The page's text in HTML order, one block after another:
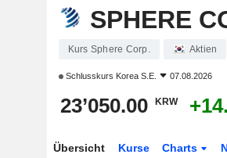
SPHERE
Kurs Sphere Corp. Aktien
Schlusskurs Korea S.E. 07.08.2026
23’050.00 KRW
Übersicht Kurse Charts